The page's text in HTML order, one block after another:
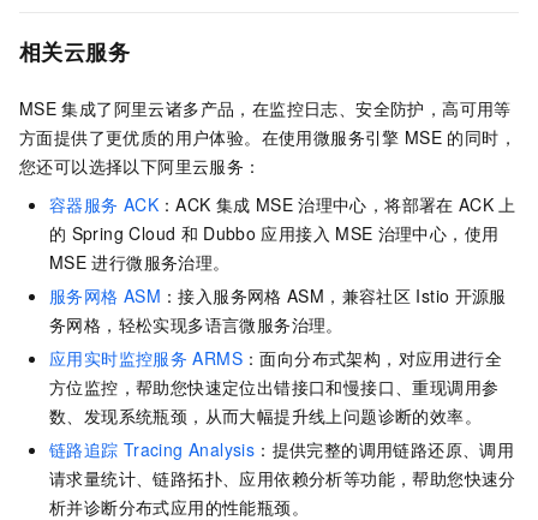
相关云服务
MSE 集成了阿里云诸多产品，在监控日志、安全防护，高可用等
方面提供了更优质的用户体验。在使用微服务引擎 MSE 的同时，
您还可以选择以下阿里云服务：
容器服务 ACK ：ACK 集成 MSE 治理中心，将部署在 ACK 上
的 Spring Cloud 和 Dubbo 应用接入 MSE 治理中心，使用
MSE 进行微服务治理。
服务网格 ASM ：接入服务网格 ASM，兼容社区 Istio 开源服
务网格，轻松实现多语言微服务治理。
应用实时监控服务 ARMS ：面向分布式架构，对应用进行全
方位监控，帮助您快速定位出错接口和慢接口、重现调用参
数、发现系统瓶颈，从而大幅提升线上问题诊断的效率。
链路追踪 Tracing Analysis ：提供完整的调用链路还原、调用
请求量统计、链路拓扑、应用依赖分析等功能，帮助您快速分
析并诊断分布式应用的性能瓶颈。